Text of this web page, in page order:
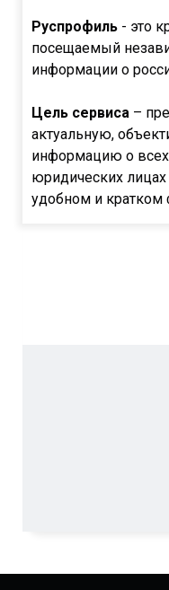
Руспрофиль - это
посещаемый
информации о
Цель сервиса –
актуальную,
информацию о
юридических
удобном и кратком